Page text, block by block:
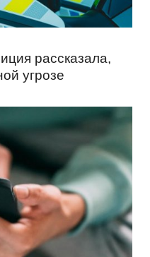
рассказала,
угрозе